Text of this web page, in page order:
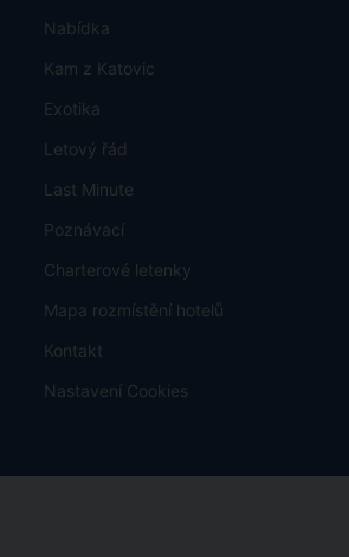
Nabídka
Kam z Katovic
Exotika
Letový řád
Last Minute
Poznávací
Charterové letenky
Mapa rozmístění hotelů
Kontakt
Nastavení Cookies